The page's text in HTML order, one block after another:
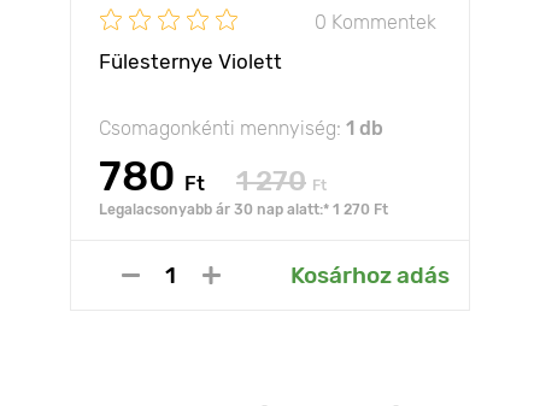
0 Kommentek
Fülesternye Violett
Csomagonkénti mennyiség: 1 db
780 Ft 1 270 Ft
Legalacsonyabb ár 30 nap alatt:* 1 270 Ft
Kosárhoz adás